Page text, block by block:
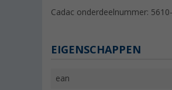
Cadac onderdeelnummer:
EIGENSCHAPPEN
ean